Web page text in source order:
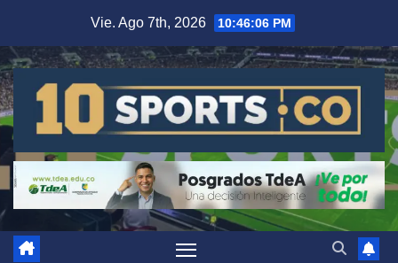
Vie. Ago 7th, 2026 10:46:06 PM